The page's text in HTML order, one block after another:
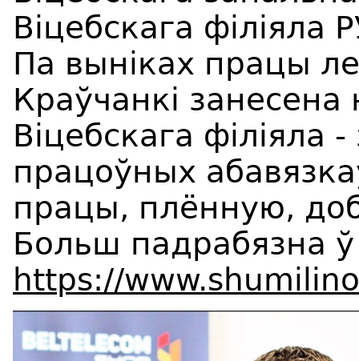
Віцебскага філіяла
Па выніках працы
Краўчанкі
Віцебскага філіяла
працоўных
працы, плённую,
Больш падрабязна
https://